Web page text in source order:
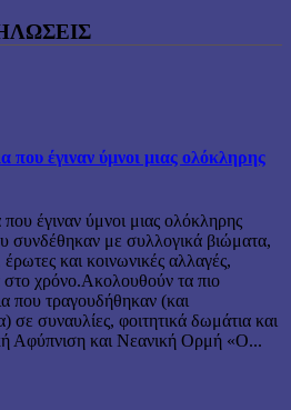
που έγιναν ύμνοι μιας ολόκληρης
έγιναν ύμνοι μιας ολόκληρης
συνδέθηκαν με συλλογικά βιώματα,
έρωτες και κοινωνικές αλλαγές,
στο χρόνο.Ακολουθούν τα πιο
που τραγουδήθηκαν (και
σε συναυλίες, φοιτητικά δωμάτια και
Αφύπνιση και Νεανική Ορμή «Ο...